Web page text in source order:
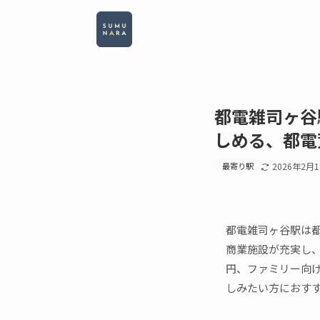
都電雑司ヶ
しめる、都
最寄り駅 2026年2月
都電雑司ヶ谷駅は
商業施設が充実し
円、ファミリー向
しみたい方におす